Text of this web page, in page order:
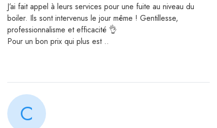
J’ai fait appel à leurs services pour une fuite au niveau du
boiler. Ils sont intervenus le jour même ! Gentillesse,
professionnalisme et efficacité 👌
Pour un bon prix qui plus est ..
C